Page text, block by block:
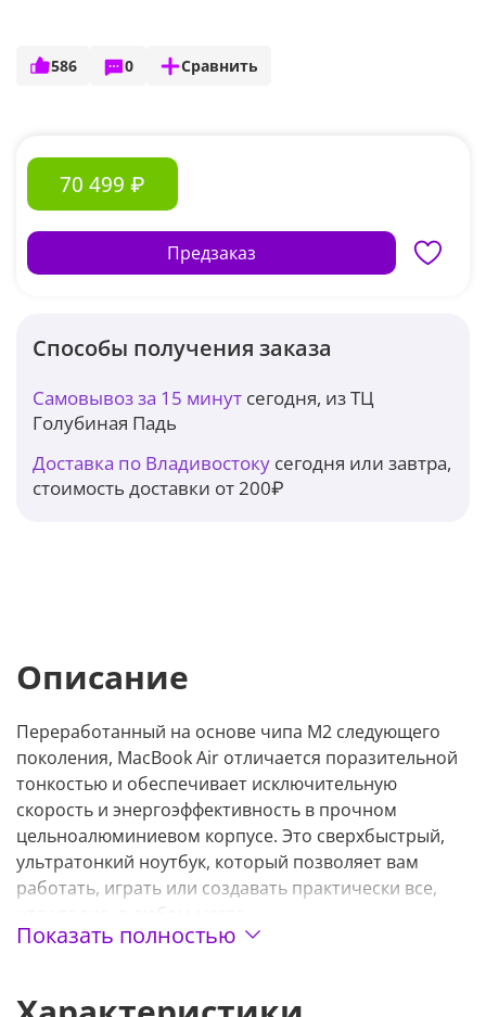
586 0 Сравнить
70 499 ₽
Предзаказ
Способы получения заказа
Самовывоз за 15 минут сегодня, из ТЦ
Голубиная Падь
Доставка по Владивостоку сегодня или завтра,
стоимость доставки от 200₽
Описание
Переработанный на основе чипа M2 следующего
поколения, MacBook Air отличается поразительной
тонкостью и обеспечивает исключительную
скорость и энергоэффективность в прочном
цельноалюминиевом корпусе. Это сверхбыстрый,
ультратонкий ноутбук, который позволяет вам
работать, играть или создавать практически все,
что угодно, в любом месте.
Новый дизайн
Показать полностью